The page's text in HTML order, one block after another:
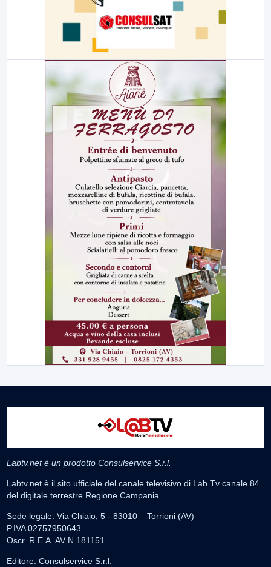
Labtv.net è un prodotto Consulservice S.r.l.
Labtv.net è il sito ufficiale del canale televisivo di Lab Tv canale 84
del digitale terrestre Regione Campania
Sede legale: Via Chiaio, 5 - 83010 – Torrioni (AV)
P.IVA 02757950643
Oscr. R.E.A. AV N.181151
Editore: Consulservice S.r.l.